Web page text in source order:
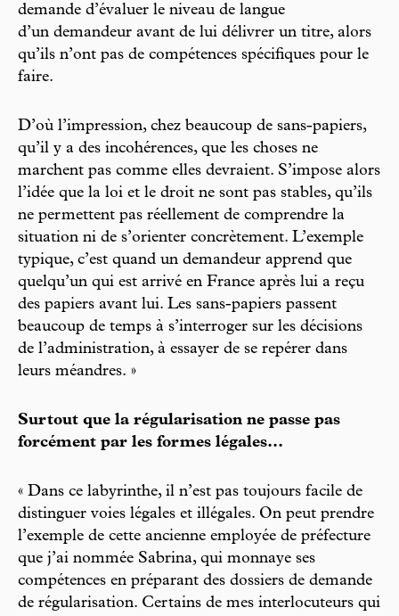
demande d’évaluer le niveau de langue
d’un demandeur avant de lui délivrer un titre, alors
qu’ils n’ont pas de compétences spécifiques pour le
faire.
D’où l’impression, chez beaucoup de sans-papiers,
qu’il y a des incohérences, que les choses ne
marchent pas comme elles devraient. S’impose alors
l’idée que la loi et le droit ne sont pas stables, qu’ils
ne permettent pas réellement de comprendre la
situation ni de s’orienter concrètement. L’exemple
typique, c’est quand un demandeur apprend que
quelqu’un qui est arrivé en France après lui a reçu
des papiers avant lui. Les sans-papiers passent
beaucoup de temps à s’interroger sur les décisions
de l’administration, à essayer de se repérer dans
leurs méandres. »
Surtout que la régularisation ne passe pas
forcément par les formes légales...
« Dans ce labyrinthe, il n’est pas toujours facile de
distinguer voies légales et illégales. On peut prendre
l’exemple de cette ancienne employée de préfecture
que j’ai nommée Sabrina, qui monnaye ses
compétences en préparant des dossiers de demande
de régularisation. Certains de mes interlocuteurs qui